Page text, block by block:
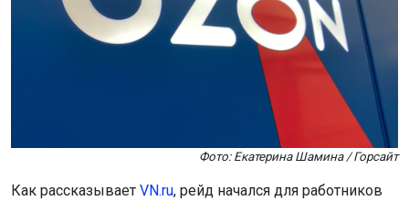
Фото: Екатерина Шамина / Горсайт
Как рассказывает VN.ru, рейд начался для работников